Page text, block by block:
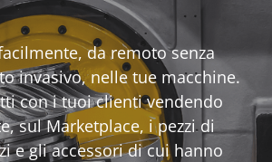
da remoto senza
invasivo, nelle tue macchine.
con i tuoi clienti vendendo
sul Marketplace, i pezzi di
e gli accessori di cui hanno